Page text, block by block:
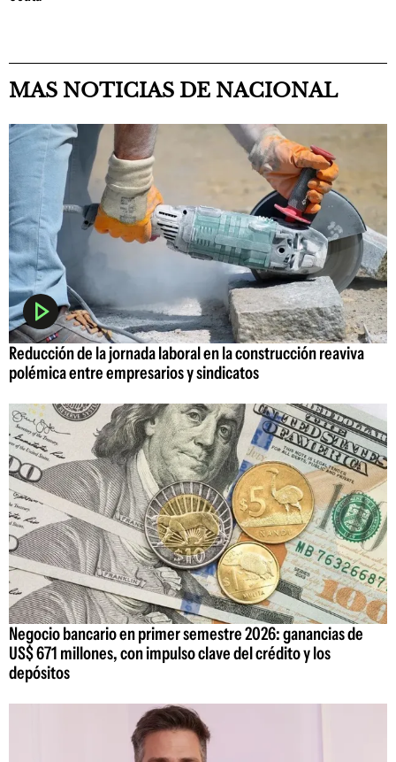
MAS NOTICIAS DE NACIONAL
Reducción de la jornada laboral en la construcción reaviva
polémica entre empresarios y sindicatos
Negocio bancario en primer semestre 2026: ganancias de
US$ 671 millones, con impulso clave del crédito y los
depósitos